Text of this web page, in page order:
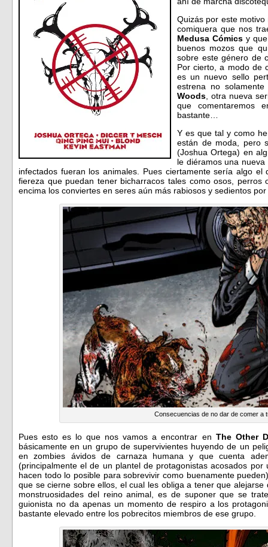
Quizás por este
comiquera que nos
Medusa Cómicsy que
buenos mozos que
sobre este género de
Por cierto, a modo de
es un nuevo sello
estrena no
Woods , otra nueva
que comentaremos
bastante…
Y es que tal y como
están de moda, pero
(Joshua Ortega) en
le diéramos una
infectados fueran los animales. Pues ciertamente sería algo
fiereza que puedan tener bicharracos tales como osos,
encima los conviertes en seres aún más rabiosos y sedientos
Consecuencias de no dar de comer a
Pues esto es lo que nos vamos a encontrar en The Other
básicamente en un grupo de supervivientes huyendo de un
en zombies ávidos de carnaza humana y que cuenta
(principalmente el de un plantel de protagonistas acosados
hacen todo lo posible para sobrevivir como buenamente
que se cierne sobre ellos, el cual les obliga a tener que
monstruosidades del reino animal, es de suponer que se
guionista no da apenas un momento de respiro a los
bastante elevado entre los pobrecitos miembros de ese grupo.